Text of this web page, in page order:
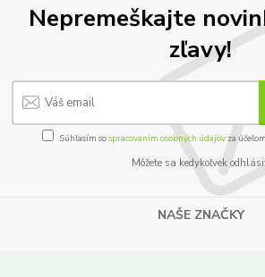
Nepremeškajte
zľavy!
Súhlasím sospracovaním osobných údajov za
Môžete sa kedykoľvek
NAŠE ZNAČKY